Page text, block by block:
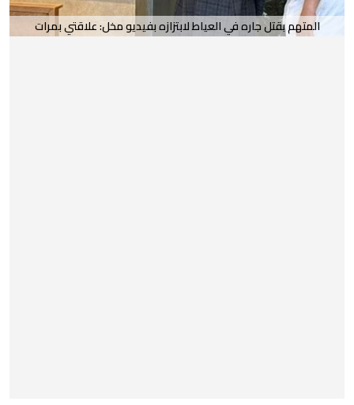
المتهم بقتل جاره في العياط لابتزازه بفيديو مخل: علاقتي بمرات